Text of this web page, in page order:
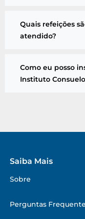
Quais refeições
atendido?
Como eu posso
Instituto
Saiba Mais
Sobre
Perguntas